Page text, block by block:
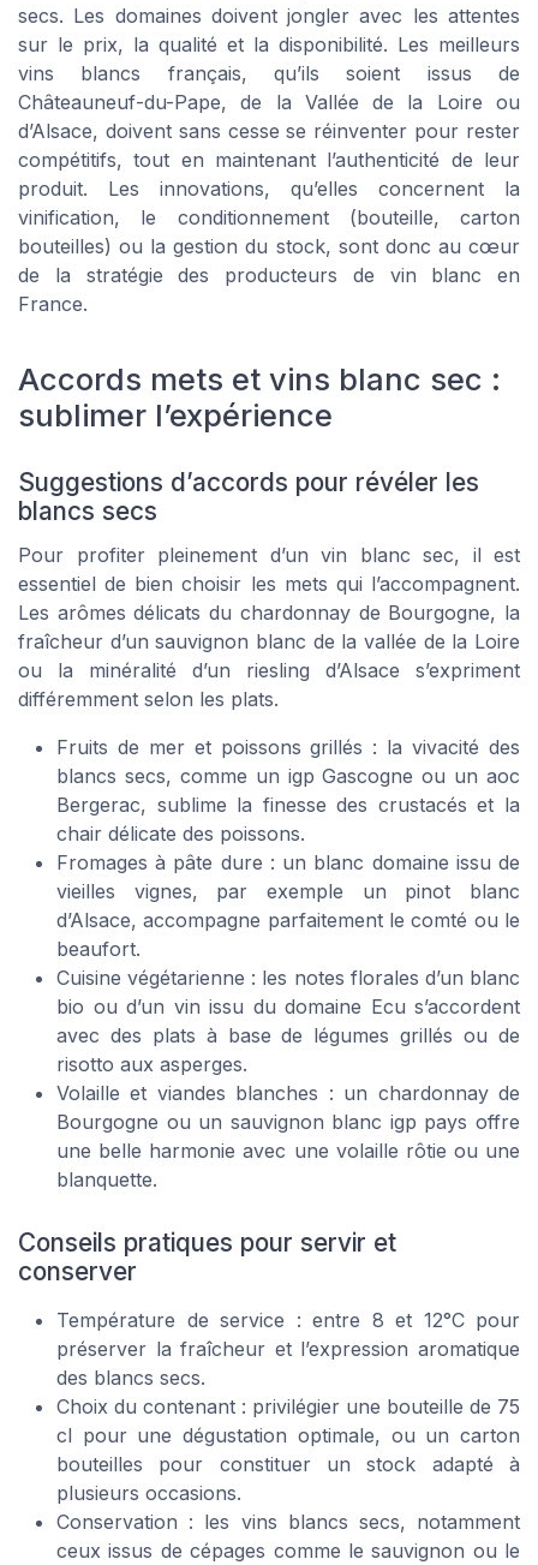
secs. Les domaines doivent jongler avec les attentes
sur le prix, la qualité et la disponibilité. Les meilleurs
vins blancs français, qu’ils soient issus de
Châteauneuf-du-Pape, de la Vallée de la Loire ou
d’Alsace, doivent sans cesse se réinventer pour rester
compétitifs, tout en maintenant l’authenticité de leur
produit. Les innovations, qu’elles concernent la
vinification, le conditionnement (bouteille, carton
bouteilles) ou la gestion du stock, sont donc au cœur
de la stratégie des producteurs de vin blanc en
France.
Accords mets et vins blanc sec :
sublimer l’expérience
Suggestions d’accords pour révéler les
blancs secs
Pour profiter pleinement d’un vin blanc sec, il est
essentiel de bien choisir les mets qui l’accompagnent.
Les arômes délicats du chardonnay de Bourgogne, la
fraîcheur d’un sauvignon blanc de la vallée de la Loire
ou la minéralité d’un riesling d’Alsace s’expriment
différemment selon les plats.
Fruits de mer et poissons grillés : la vivacité des
blancs secs, comme un igp Gascogne ou un aoc
Bergerac, sublime la finesse des crustacés et la
chair délicate des poissons.
Fromages à pâte dure : un blanc domaine issu de
vieilles vignes, par exemple un pinot blanc
d’Alsace, accompagne parfaitement le comté ou le
beaufort.
Cuisine végétarienne : les notes florales d’un blanc
bio ou d’un vin issu du domaine Ecu s’accordent
avec des plats à base de légumes grillés ou de
risotto aux asperges.
Volaille et viandes blanches : un chardonnay de
Bourgogne ou un sauvignon blanc igp pays offre
une belle harmonie avec une volaille rôtie ou une
blanquette.
Conseils pratiques pour servir et
conserver
Température de service : entre 8 et 12°C pour
préserver la fraîcheur et l’expression aromatique
des blancs secs.
Choix du contenant : privilégier une bouteille de 75
cl pour une dégustation optimale, ou un carton
bouteilles pour constituer un stock adapté à
plusieurs occasions.
Conservation : les vins blancs secs, notamment
ceux issus de cépages comme le sauvignon ou le